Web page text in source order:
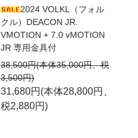
2024 VOLKL（フォル
クル）DEACON JR.
VMOTION + 7.0 vMOTION
JR 専用金具付
38,500円(本体35,000円、税
3,500円)
31,680円(本体28,800円、
税2,880円)